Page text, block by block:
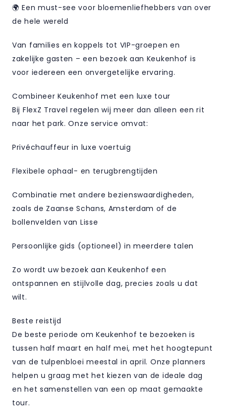
🌍 Een must-see voor bloemenliefhebbers van over
de hele wereld
Van families en koppels tot VIP-groepen en
zakelijke gasten – een bezoek aan Keukenhof is
voor iedereen een onvergetelijke ervaring.
Combineer Keukenhof met een luxe tour
Bij FlexZ Travel regelen wij meer dan alleen een rit
naar het park. Onze service omvat:
Privéchauffeur in luxe voertuig
Flexibele ophaal- en terugbrengtijden
Combinatie met andere bezienswaardigheden,
zoals de Zaanse Schans, Amsterdam of de
bollenvelden van Lisse
Persoonlijke gids (optioneel) in meerdere talen
Zo wordt uw bezoek aan Keukenhof een
ontspannen en stijlvolle dag, precies zoals u dat
wilt.
Beste reistijd
De beste periode om Keukenhof te bezoeken is
tussen half maart en half mei, met het hoogtepunt
van de tulpenbloei meestal in april. Onze planners
helpen u graag met het kiezen van de ideale dag
en het samenstellen van een op maat gemaakte
tour.